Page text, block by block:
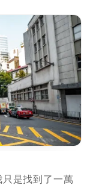
是找到了一萬